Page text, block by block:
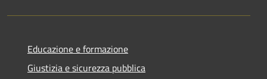
Educazione e formazione
Giustizia e sicurezza pubblica